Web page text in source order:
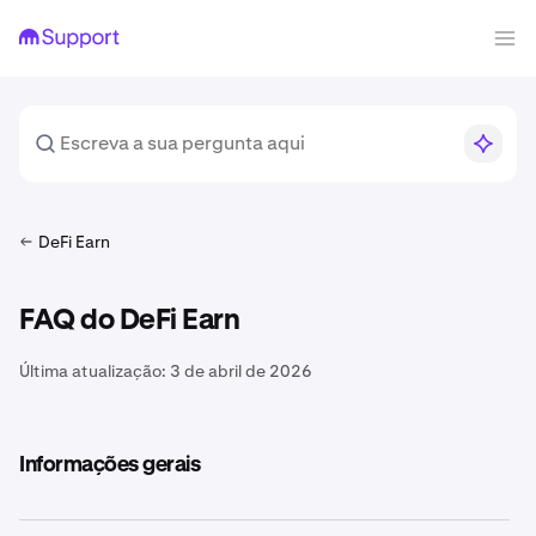
DeFi Earn
FAQ do DeFi Earn
Última atualização: 3 de abril de 2026
Informações gerais